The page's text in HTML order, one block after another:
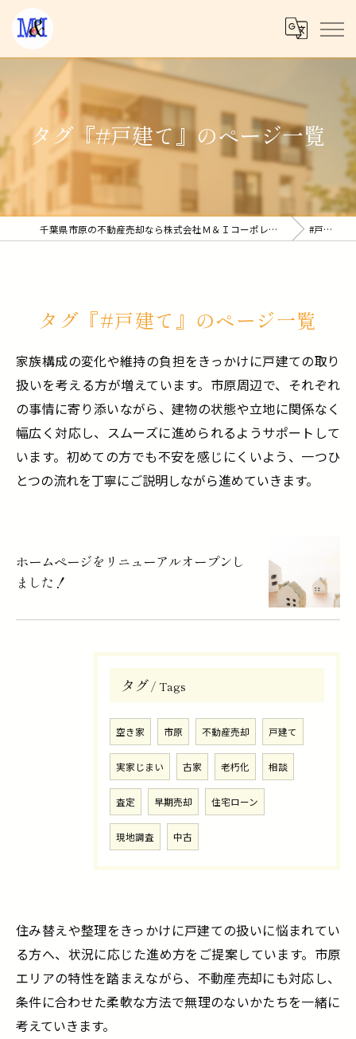
タグ『#戸建て』のページ一覧
千葉県市原の不動産売却なら株式会社Ｍ＆Ｉコーポレーション #戸建て
タグ『#戸建て』のページ一覧
家族構成の変化や維持の負担をきっかけに戸建ての取り
扱いを考える方が増えています。市原周辺で、それぞれ
の事情に寄り添いながら、建物の状態や立地に関係なく
幅広く対応し、スムーズに進められるようサポートして
います。初めての方でも不安を感じにくいよう、一つひ
とつの流れを丁寧にご説明しながら進めていきます。
ホームページをリニューアルオープンし
ました！
タグ Tags
空き家 市原 不動産売却 戸建て
実家じまい 古家 老朽化 相談
査定 早期売却 住宅ローン
現地調査 中古
住み替えや整理をきっかけに戸建ての扱いに悩まれてい
る方へ、状況に応じた進め方をご提案しています。市原
エリアの特性を踏まえながら、不動産売却にも対応し、
条件に合わせた柔軟な方法で無理のないかたちを一緒に
考えていきます。